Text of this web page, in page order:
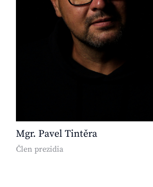
Mgr. Pavel Tintěra
Člen prezidia